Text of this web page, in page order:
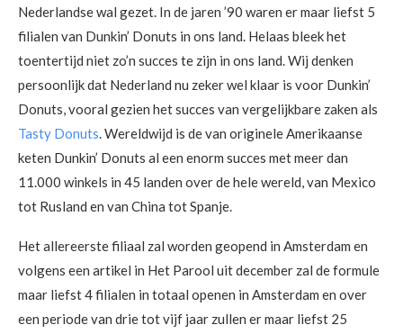
Nederlandse wal gezet. In de jaren ’90 waren er maar liefst 5
filialen van Dunkin’ Donuts in ons land. Helaas bleek het
toentertijd niet zo’n succes te zijn in ons land. Wij denken
persoonlijk dat Nederland nu zeker wel klaar is voor Dunkin’
Donuts, vooral gezien het succes van vergelijkbare zaken als
Tasty Donuts. Wereldwijd is de van originele Amerikaanse
keten Dunkin’ Donuts al een enorm succes met meer dan
11.000 winkels in 45 landen over de hele wereld, van Mexico
tot Rusland en van China tot Spanje.
Het allereerste filiaal zal worden geopend in Amsterdam en
volgens een artikel in Het Parool uit december zal de formule
maar liefst 4 filialen in totaal openen in Amsterdam en over
een periode van drie tot vijf jaar zullen er maar liefst 25